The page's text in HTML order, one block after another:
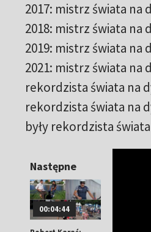
2017: mistrz świata na
2018: mistrz świata
2019: mistrz świata na
2021: mistrz świata
rekordzista świata na
rekordzista świata na
były rekordzista
Następne
00:04:44